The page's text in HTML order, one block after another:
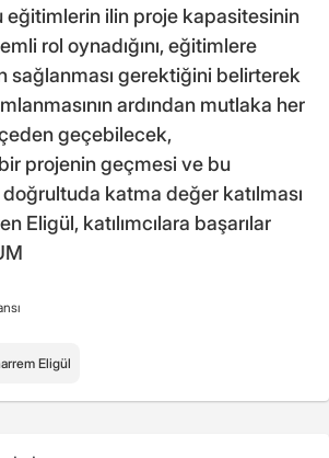
eğitimlerin ilin proje kapasitesinin
rol oynadığını, eğitimlere
sağlanması gerektiğini belirterek
ardından mutlaka her
geçebilecek,
projenin geçmesi ve bu
katma değer katılması
Eligül, katılımcılara başarılar
Eligül